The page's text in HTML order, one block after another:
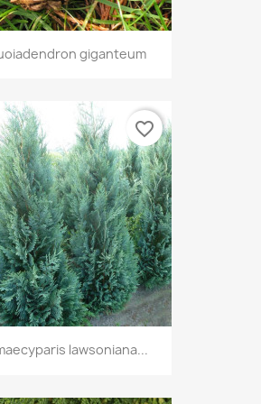
giganteum
lawsoniana...
favorite_border